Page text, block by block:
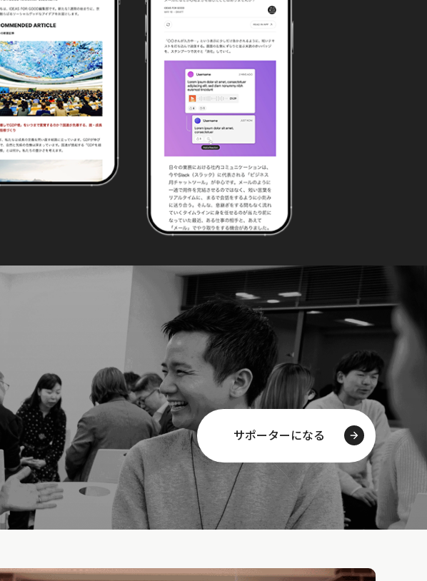
サポーターになる